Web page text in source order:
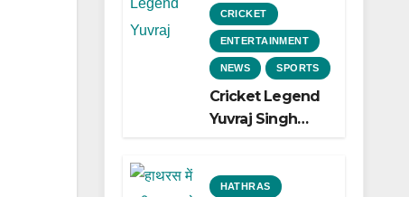
Failure, Study
Finds
CRICKET
ENTERTAINMENT
NEWS SPORTS
Cricket Legend
Yuvraj Singh
Preview of the
HATHRAS